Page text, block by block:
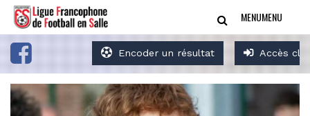
Encoder un résultat Accès
MENUMENU